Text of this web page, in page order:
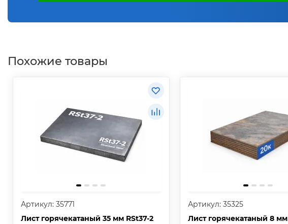
Похожие товары
Артикул: 35771
Лист горячекатаный 35 мм RSt37-2
Артикул: 35325
Лист горячекатаный 8 мм